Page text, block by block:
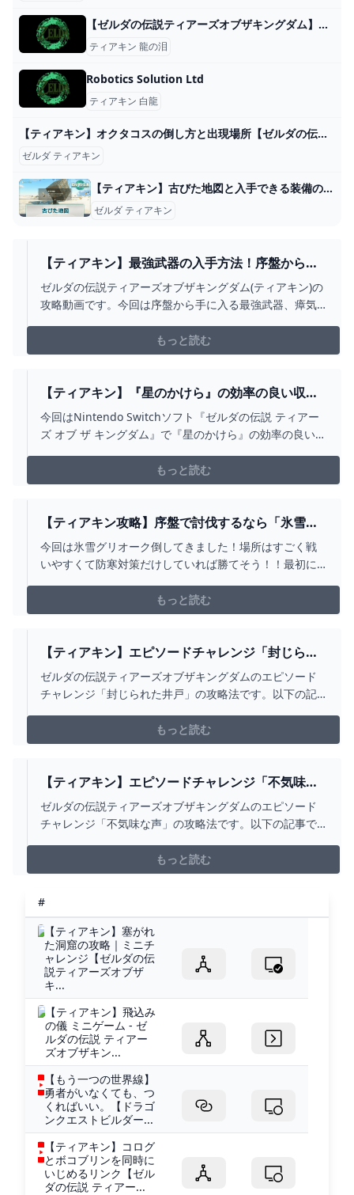
【ゼルダの伝説ティアーズオブザキングダム】白龍の角の入手場所と効果【ティアキン】 ゲーム攻略サイト AlGest
ティアキン 龍の泪
Robotics Solution Ltd
ティアキン 白龍
【ティアキン】オクタコスの倒し方と出現場所【ゼルダの伝説ティアーズオブザキングダム】 - アルテマ
ゼルダ ティアキン
【ティアキン】古びた地図と入手できる装備の場所【ゼルダの伝説ティアーズオブザキングダム】 - 神ゲー攻略
ゼルダ ティアキン
【ティアキン】最強武器の入手方法！序盤から手
に入る瘴気の剣＆魔王の弓がヤバすぎる！！瘴気
の手＆ファントムガノンの倒し方！【ゼルダの伝
ゼルダの伝説ティアーズオブザキングダム(ティアキン)の
攻略動画です。今回は序盤から手に入る最強武器、瘴気
た！瘴気の手（手の敵）は隠しボス ファントムガノンを
召喚しますｗ序盤から最強装備使いたい！って人は是非
したら是非...
もっと読む
【ティアキン】『星のかけら』の効率の良い収集
方法！【ゼルダの伝説ティアーズオブザキングダ
ム】 GAME魂.COM
今回はNintendo Switchソフト『ゼルダの伝説 ティアー
ズ オブ ザ キングダム』で『星のかけら』の効率の良い入
もっと読む
【ティアキン攻略】序盤で討伐するなら「氷雪グ
リオーク」誰でも安定して倒す方法と出現場所
【ティアーズオブザキングダム】 - YOUTUBE
今回は氷雪グリオーク倒してきました！場所はすごく戦
いやすくて防寒対策だけしていれば勝てそう！！最初に
ください！！最近沢山の討伐達成コメントをいただいて
本当に嬉しいです！これからも頑張るので沢山のご報告
し方を知りたい...
もっと読む
【ティアキン】エピソードチャレンジ「封じられ
た井戸」 攻略【ゼルダの伝説】 - YOUTUBE
ゼルダの伝説ティアーズオブザキングダムのエピソード
チャレンジ「封じられた井戸」の攻略法です。以下の記
https://gamepedia.jp/zelda-totk/challenges/2261
もっと読む
【ティアキン】エピソードチャレンジ「不気味な
声」 攻略【ゼルダの伝説】 - YOUTUBE
ゼルダの伝説ティアーズオブザキングダムのエピソード
チャレンジ「不気味な声」の攻略法です。以下の記事で
https://gamepedia.jp/zelda-totk/challenges/2256
もっと読む
#
【ティアキン】塞がれ
た洞窟の攻略｜ミニチ
ャレンジ【ゼルダの伝
説ティアーズオブザ
キ...
【ティアキン】飛込み
の儀 ミニゲーム - ゼ
ルダの伝説 ティアー
ズオブザキン...
【もう一つの世界線】
勇者がいなくても、つ
くればいい。【ドラゴ
ンクエストビルダー...
【ティアキン】コログ
とボコブリンを同時に
いじめるリンク【ゼル
ダの伝説 ティアー...